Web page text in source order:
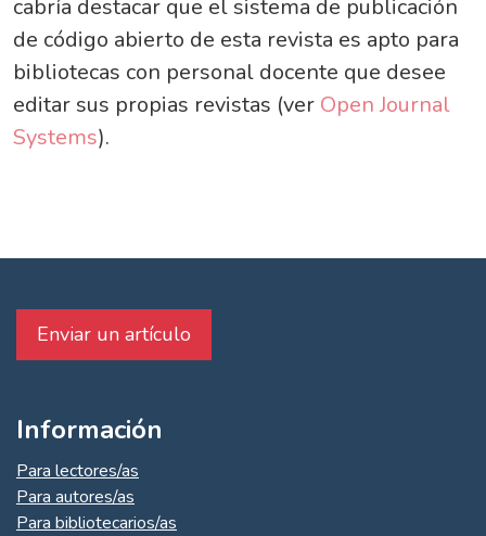
cabría destacar que el sistema de publicación
de código abierto de esta revista es apto para
bibliotecas con personal docente que desee
editar sus propias revistas (ver Open Journal
Systems).
Enviar un artículo
Información
Para lectores/as
Para autores/as
Para bibliotecarios/as